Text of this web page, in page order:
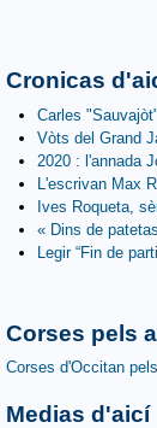
Cronicas
Carles "Sauvajòt"
Vòts del Grand
2020 : l'annada
L'escrivan Max
Ives Roqueta,
« Dins de
Legir “Fin de
Corses pels
Corses d'Occitan
Medias d'aicí